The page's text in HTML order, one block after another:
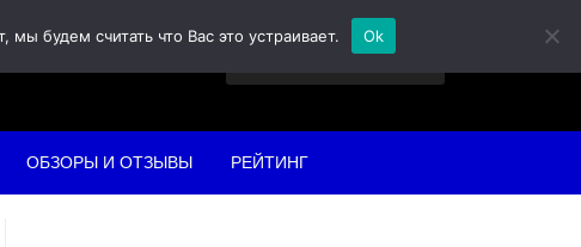
ОБЗОРЫ И ОТЗЫВЫ РЕЙТИНГ
будем считать что Вас это устраивает. Ok